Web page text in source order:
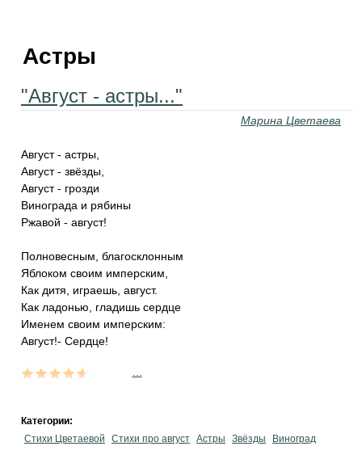
Астры
"Август - астры..."
Марина Цветаева
Август - астры,
Август - звёзды,
Август - грозди
Винограда и рябины
Ржавой - август!
Полновесным, благосклонным
Яблоком своим имперским,
Как дитя, играешь, август.
Как ладонью, гладишь сердце
Именем своим имперским:
Август!- Сердце!
Категории:
Стихи Цветаевой
Стихи про август Астры Звёзды Виноград